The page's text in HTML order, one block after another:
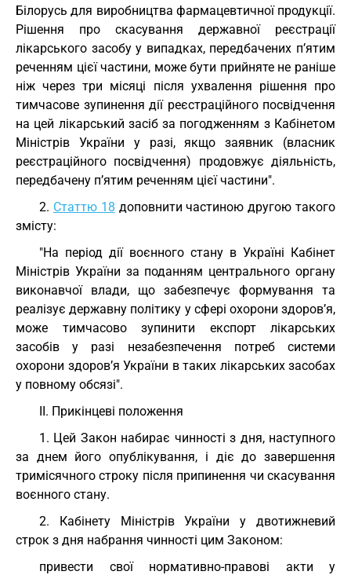
Білорусь для виробництва фармацевтичної продукції.
Рішення про скасування державної реєстрації
лікарського засобу у випадках, передбачених п’ятим
реченням цієї частини, може бути прийняте не раніше
ніж через три місяці після ухвалення рішення про
тимчасове зупинення дії реєстраційного посвідчення
на цей лікарський засіб за погодженням з Кабінетом
Міністрів України у разі, якщо заявник (власник
реєстраційного посвідчення) продовжує діяльність,
передбачену п’ятим реченням цієї частини".
2. Статтю 18 доповнити частиною другою такого
змісту:
"На період дії воєнного стану в Україні Кабінет
Міністрів України за поданням центрального органу
виконавчої влади, що забезпечує формування та
реалізує державну політику у сфері охорони здоров’я,
може тимчасово зупинити експорт лікарських
засобів у разі незабезпечення потреб системи
охорони здоров’я України в таких лікарських засобах
у повному обсязі".
II. Прикінцеві положення
1. Цей Закон набирає чинності з дня, наступного
за днем його опублікування, і діє до завершення
тримісячного строку після припинення чи скасування
воєнного стану.
2. Кабінету Міністрів України у двотижневий
строк з дня набрання чинності цим Законом:
привести свої нормативно-правові акти у